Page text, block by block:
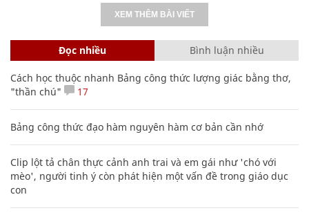
XEM THÊM BÀI VIẾT
Đọc nhiều Bình luận nhiều
Cách học thuộc nhanh Bảng công thức lượng giác bằng thơ,
"thần chú"
17
Bảng công thức đạo hàm nguyên hàm cơ bản cần nhớ
Clip lột tả chân thực cảnh anh trai và em gái như 'chó với
mèo', người tinh ý còn phát hiện một vấn đề trong giáo dục
con